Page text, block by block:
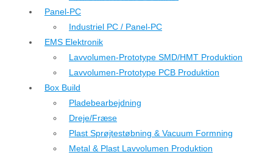
Panel-PC
Industriel PC / Panel-PC
EMS Elektronik
Lavvolumen-Prototype SMD/HMT Produktion
Lavvolumen-Prototype PCB Produktion
Box Build
Pladebearbejdning
Dreje/Fræse
Plast Sprøjtestøbning & Vacuum Formning
Metal & Plast Lavvolumen Produktion